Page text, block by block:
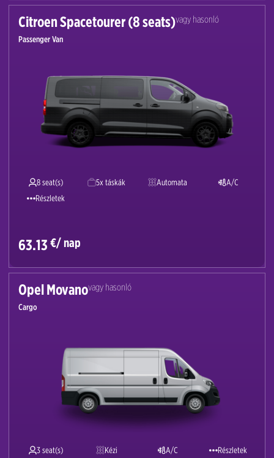
Citroen Spacetourer (8 seats)vagy hasonló
Passenger Van
8 seat(s) 5x táskák Automata
A/C
Részletek
63.13 €/ nap
Opel Movanovagy hasonló
Cargo
3 seat(s) Kézi A/C Részletek